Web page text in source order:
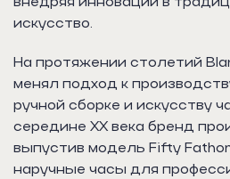
внедряя инновации в
искусство.
На протяжении столетий
менял подход к
ручной сборке и искусству
середине XX века бренд
выпустив модель Fifty
наручные часы для